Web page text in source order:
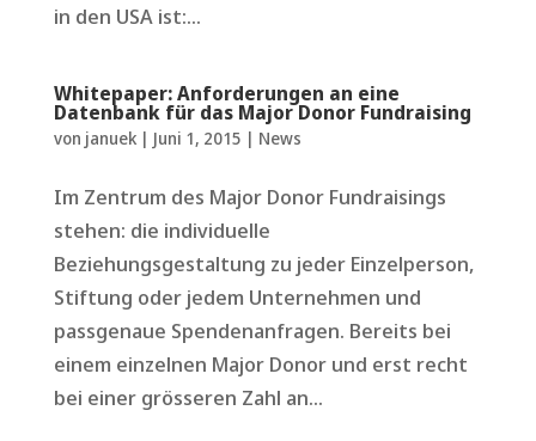
in den USA ist:...
Whitepaper: Anforderungen an eine
Datenbank für das Major Donor Fundraising
von januek| Juni 1, 2015 | News
Im Zentrum des Major Donor Fundraisings
stehen: die individuelle
Beziehungsgestaltung zu jeder Einzelperson,
Stiftung oder jedem Unternehmen und
passgenaue Spendenanfragen. Bereits bei
einem einzelnen Major Donor und erst recht
bei einer grösseren Zahl an...